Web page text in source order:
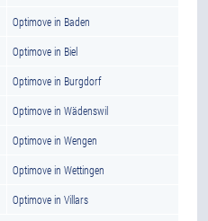
Optimove in Baden
Optimove in Biel
Optimove in Burgdorf
Optimove in Wädenswil
Optimove in Wengen
Optimove in Wettingen
Optimove in Villars